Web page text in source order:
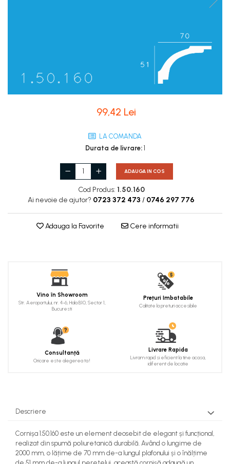
Piedestaluri coloane
Trunchiuri semicoloane
Rozete de interior
Șeminee decorative
Panouri pentru tavan
Console de interior
Ornamente de colț
99,42 Lei
LA COMANDA
Durata de livrare:1
ADAUGA IN COS
Cod Produs: 1.50.160
Ai nevoie de ajutor? 0723 372 473 / 0746 297 776
Adauga la Favorite Cere informatii
Vino în Showroom
Str. Aeroportului, nr. 4-6, Hala B10, Sector 1,
Bucuresti
Prețuri Imbatabile
Calitate la preturi accesibile
Consultanță
Oricare este alegerea ta !
Livrare Rapida
Livram rapid si eficient la tine acasa,
idiferent de locatie
Descriere
Cornișa 1.50.160 este un element deosebit de elegant și funcțional,
realizat din spumă poliuretanică durabilă. Având o lungime de
2000 mm, o lățime de 70 mm de-a lungul plafonului și o înălțime